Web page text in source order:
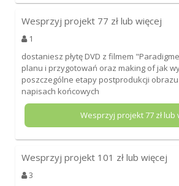
Wesprzyj projekt 77 zł lub więcej
1
dostaniesz płytę DVD z filmem
planu i przygotowań oraz making of jak
poszczególne etapy postprodukcji
napisach końcowych
Wesprzyj projekt77 zł lub
Wesprzyj projekt 101 zł lub więcej
3